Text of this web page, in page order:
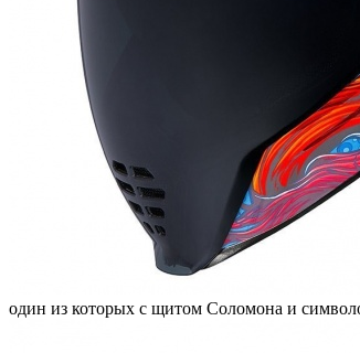
один из которых с щитом Соломона и